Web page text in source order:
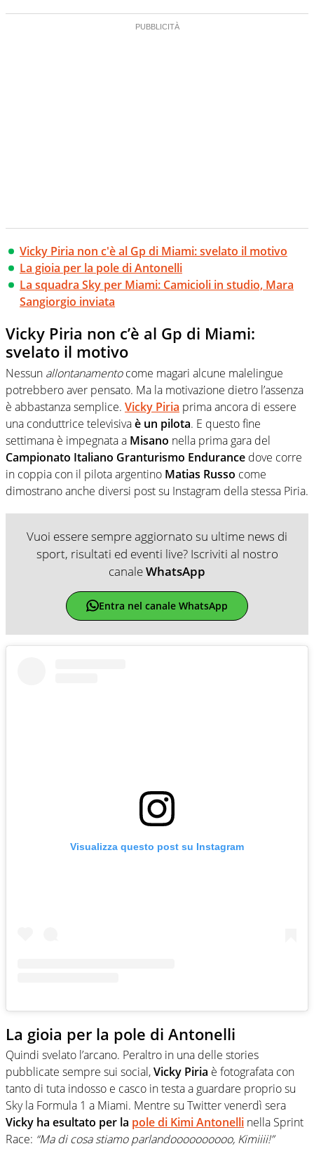
Vicky Piria non c'è al Gp di Miami: svelato il motivo
La gioia per la pole di Antonelli
La squadra Sky per Miami: Camicioli in studio, Mara
Sangiorgio inviata
Vicky Piria non c’è al Gp di Miami:
svelato il motivo
Nessun allontanamentocome magari alcune malelingue
potrebbero aver pensato. Ma la motivazione dietro l’assenza
è abbastanza semplice. Vicky Piria prima ancora di essere
una conduttrice televisivaè un pilota. E questo fine
settimana è impegnata a Misano nella prima gara del
Campionato Italiano Granturismo Endurance dove corre
in coppia con il pilota argentino Matias Russo come
dimostrano anche diversi post su Instagram della stessa Piria.
Vuoi essere sempre aggiornato su ultime news di
sport, risultati ed eventi live? Iscriviti al nostro
canaleWhatsApp
Entra nel canale WhatsApp
Visualizza questo post su Instagram
La gioia per la pole di Antonelli
Quindi svelato l’arcano. Peraltro in una delle stories
pubblicate sempre sui social,Vicky Piria è fotografata con
tanto di tuta indosso e casco in testa a guardare proprio su
Sky la Formula 1 a Miami. Mentre su Twitter venerdì sera
Vicky ha esultato per la pole di Kimi Antonelli nella Sprint
Race: “Ma di cosa stiamo parlandoooooooooo, Kimiiii!”